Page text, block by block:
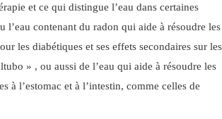
et ce qui distingue l’eau dans certaines
l’eau contenant du radon qui aide à résoudre les
les diabétiques et ses effets secondaires sur les
» , ou aussi de l’eau qui aide à résoudre les
à l’estomac et à l’intestin, comme celles de